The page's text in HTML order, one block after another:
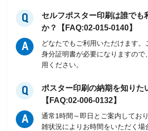
Q
セルフポスター印刷は誰でも
か？【FAQ:02-015-0140】
A
どなたでもご利用いただけます。
身分証明書が必要になりますので
用ください。
Q
ポスター印刷の納期を知りた
【FAQ:02-006-0132】
A
通常1時間～即日とご案内してお
雑状況によりお時間をいただく場